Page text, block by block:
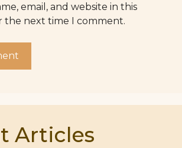
email, and website in this
the next time I comment.
Articles